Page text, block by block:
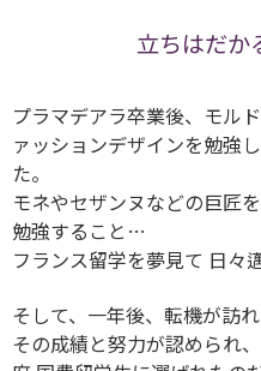
立ちはだか
プラマデアラ卒業後、モル
ァッションデザインを勉強
た。
モネやセザンヌなどの巨匠
勉強すること…
フランス留学を夢見て 日々
そして、一年後、転機が訪れ
その成績と努力が認められ